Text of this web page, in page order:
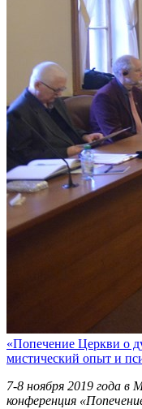
«Попечение Церкви о
мистический опыт и
7-8 ноября 2019 года в
конференция